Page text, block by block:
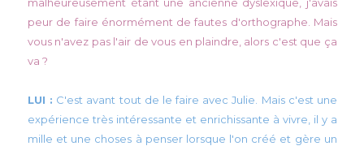
peur de faire énormément de fautes d'orthographe. Mais
vous n'avez pas l'air de vous en plaindre, alors c'est que ça
va ?
LUI : C'est avant tout de le faire avec Julie . Mais c'est une
expérience très intéressante et enrichissante à vivre, il y a
mille et une choses à penser lorsque l'on créé et gère un